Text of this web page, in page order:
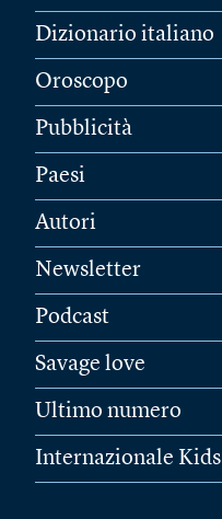
Dizionario italiano
Oroscopo
Pubblicità
Paesi
Autori
Newsletter
Podcast
Savage love
Ultimo numero
Internazionale Kids